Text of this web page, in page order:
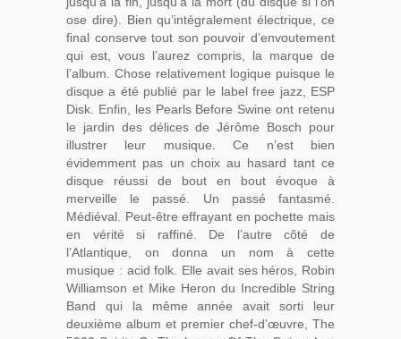
ose dire). Bien qu’intégralement électrique, ce
final conserve tout son pouvoir d’envoutement
qui est, vous l’aurez compris, la marque de
l’album. Chose relativement logique puisque le
disque a été publié par le label free jazz, ESP
Disk. Enfin, les Pearls Before Swine ont retenu
le jardin des délices de Jérôme Bosch pour
illustrer leur musique. Ce n’est bien
évidemment pas un choix au hasard tant ce
disque réussi de bout en bout évoque à
merveille le passé. Un passé fantasmé.
Médiéval. Peut-être effrayant en pochette mais
en vérité si raffiné. De l’autre côté de
l’Atlantique, on donna un nom à cette
musique : acid folk. Elle avait ses héros, Robin
Williamson et Mike Heron du Incredible String
Band qui la même année avait sorti leur
deuxième album et premier chef-d’œuvre, The